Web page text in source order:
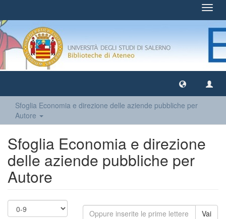
Sfoglia Economia e direzione delle aziende pubbliche per
Autore
Sfoglia Economia e direzione
delle aziende pubbliche per
Autore
Vai